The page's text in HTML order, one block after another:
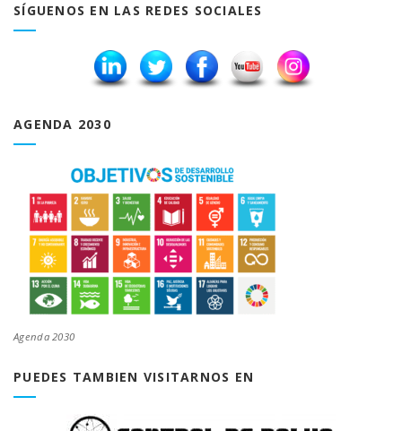
SÍGUENOS EN LAS REDES SOCIALES
AGENDA 2030
Agenda 2030
PUEDES TAMBIEN VISITARNOS EN